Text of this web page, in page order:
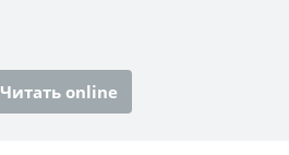
Читать online